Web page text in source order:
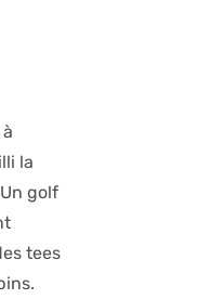
la
golf
tees